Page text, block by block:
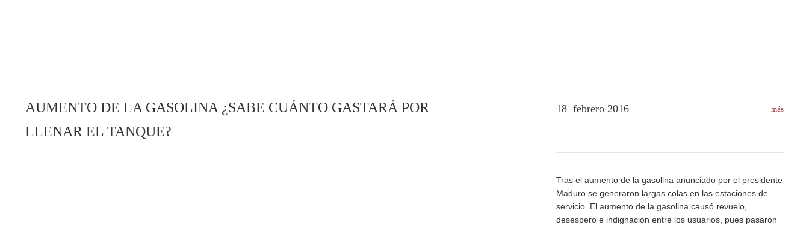
AUMENTO DE LA GASOLINA ¿SABE CUÁNTO GASTARÁ POR
LLENAR EL TANQUE?
18 febrero 2016
Tras el aumento de la gasolina anunciado por el presidente
Maduro se generaron largas colas en las estaciones de
servicio. El aumento de la gasolina causó revuelo,
desespero e indignación entre los usuarios, pues pasaron
más